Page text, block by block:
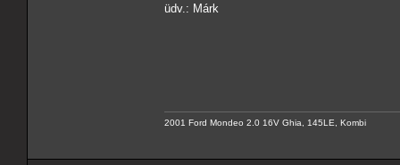
üdv.: Márk
2001 Ford Mondeo 2.0 16V Ghia, 145LE, Kombi